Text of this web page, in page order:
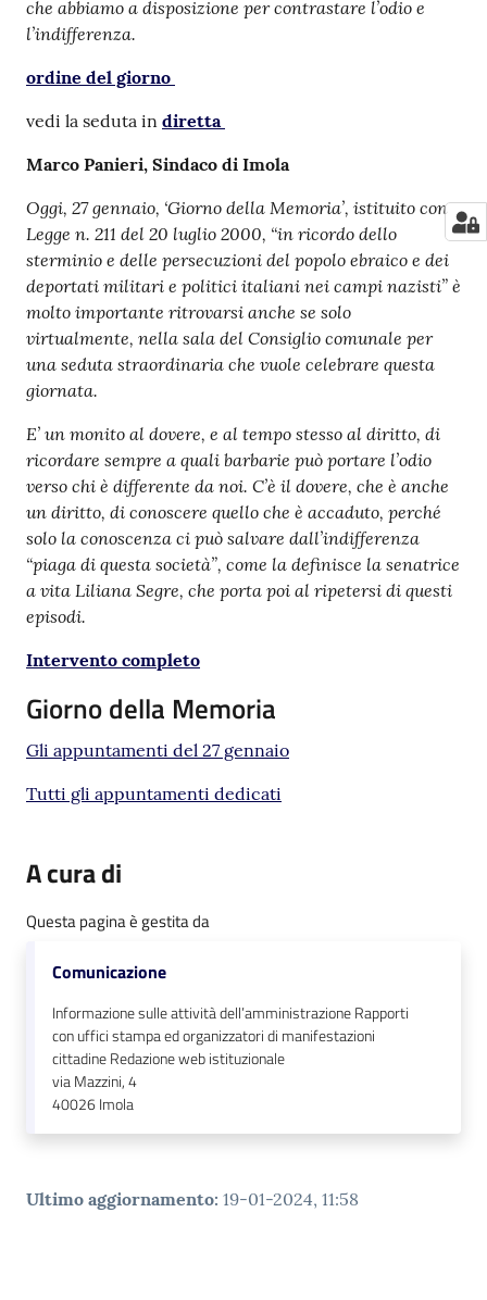
che abbiamo a disposizione per contrastare l’odio e
l’indifferenza.
ordine del giorno
vedi la seduta in diretta
Marco Panieri, Sindaco di Imola
Oggi, 27 gennaio, ‘Giorno della Memoria’, istituito con
Legge n. 211 del 20 luglio 2000, “in ricordo dello
sterminio e delle persecuzioni del popolo ebraico e dei
deportati militari e politici italiani nei campi nazisti” è
molto importante ritrovarsi anche se solo
virtualmente, nella sala del Consiglio comunale per
una seduta straordinaria che vuole celebrare questa
giornata.
E’ un monito al dovere, e al tempo stesso al diritto, di
ricordare sempre a quali barbarie può portare l’odio
verso chi è differente da noi. C’è il dovere, che è anche
un diritto, di conoscere quello che è accaduto, perché
solo la conoscenza ci può salvare dall’indifferenza
“piaga di questa società”, come la definisce la senatrice
a vita Liliana Segre, che porta poi al ripetersi di questi
episodi.
Intervento completo
Giorno della Memoria
Gli appuntamenti del 27 gennaio
Tutti gli appuntamenti dedicati
A cura di
Questa pagina è gestita da
Comunicazione
Informazione sulle attività dell’amministrazione Rapporti
con uffici stampa ed organizzatori di manifestazioni
cittadine Redazione web istituzionale
via Mazzini, 4
40026Imola
Ultimo aggiornamento: 19-01-2024, 11:58